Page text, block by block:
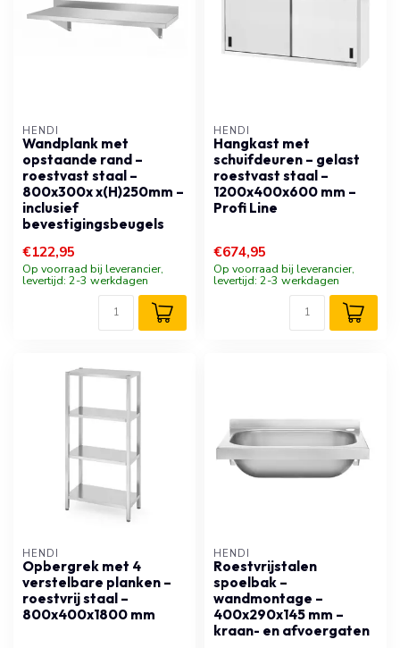
HENDI
Wandplank met
opstaande rand –
roestvast staal –
800x300x x(H)250mm –
inclusief
bevestigingsbeugels
€122,95
Op voorraad bij leverancier,
levertijd: 2-3 werkdagen
HENDI
Hangkast met
schuifdeuren – gelast
roestvast staal –
1200x400x600 mm –
Profi Line
€674,95
Op voorraad bij leverancier,
levertijd: 2-3 werkdagen
HENDI
Opbergrek met 4
verstelbare planken –
roestvrij staal –
800x400x1800 mm
HENDI
Roestvrijstalen
spoelbak –
wandmontage –
400x290x145 mm –
kraan- en afvoergaten